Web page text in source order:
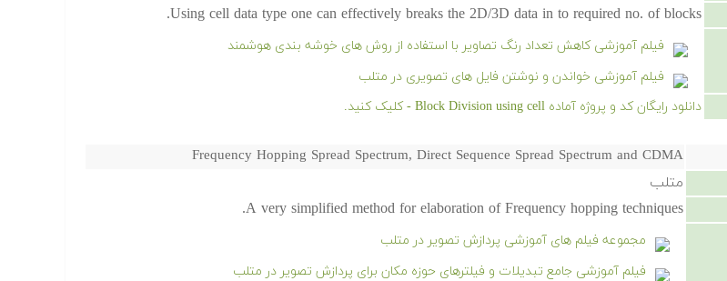
Using cell data type one can effectively breaks the 2D/3D data in to required no. of blocks.
فیلم آموزشی کاهش تعداد رنگ تصاویر با استفاده از روش های خوشه بندی هوشمند
فیلم آموزشی خواندن و نوشتن فایل های تصویری در متلب
دانلود رایگان کد و پروژه آماده Block Division using cell - کلیک کنید.
Frequency Hopping Spread Spectrum, Direct Sequence Spread Spectrum and CDMA
متلب
A very simplified method for elaboration of Frequency hopping techniques.
مجموعه فیلم های آموزشی پردازش تصویر در متلب
فیلم آموزشی جامع تبدیلات و فیلترهای حوزه مکان برای پردازش تصویر در متلب